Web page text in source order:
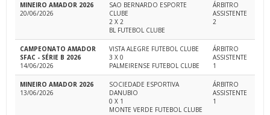
MINEIRO AMADOR 2026
20/06/2026
SAO BERNARDO ESPORTE
CLUBE
2 X 2
BL FUTEBOL CLUBE
ÁRBITRO
ASSISTENTE
2
CAMPEONATO AMADOR
SFAC - SÉRIE B 2026
14/06/2026
VISTA ALEGRE FUTEBOL CLUBE
3 X 0
PALMEIRENSE FUTEBOL CLUBE
ÁRBITRO
ASSISTENTE
1
MINEIRO AMADOR 2026
13/06/2026
SOCIEDADE ESPORTIVA
DANUBIO
0 X 1
MONTE VERDE FUTEBOL CLUBE
ÁRBITRO
ASSISTENTE
1